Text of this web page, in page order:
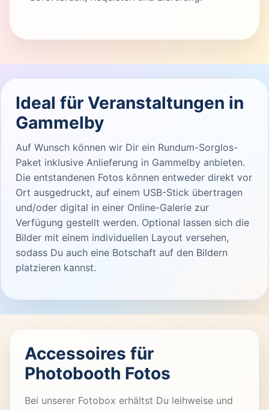
Ideal für Veranstaltungen in
Gammelby
Auf Wunsch können wir Dir ein Rundum-Sorglos-
Paket inklusive Anlieferung in Gammelby anbieten.
Die entstandenen Fotos können entweder direkt vor
Ort ausgedruckt, auf einem USB-Stick übertragen
und/oder digital in einer Online-Galerie zur
Verfügung gestellt werden. Optional lassen sich die
Bilder mit einem individuellen Layout versehen,
sodass Du auch eine Botschaft auf den Bildern
platzieren kannst.
Accessoires für
Photobooth Fotos
Bei unserer Fotobox erhältst Du leihweise und